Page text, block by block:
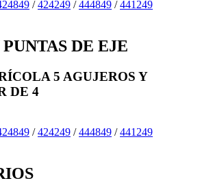
/424249 /444849 /441249
DE EJE
5 AGUJEROS Y
DE 4
/424249 /444849 /441249